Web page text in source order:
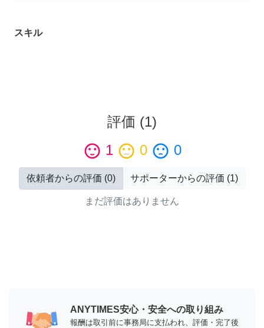
スキル
評価 (1)
sentiment_satisfied 1 sentiment_neutral 0 sentiment_dissatisfied 0
依頼者からの評価 (0) サポーターからの評価 (1)
まだ評価はありません
ANYTIMES安心・安全への取り組み
報酬は取引前に事務局に支払われ、評価・完了後